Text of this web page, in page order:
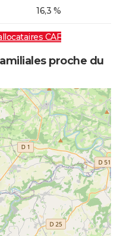
16,3 %
CAF
proche du